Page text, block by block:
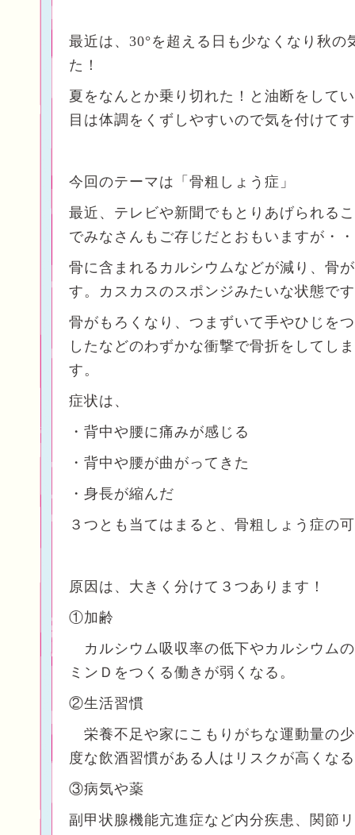
最近は、30°を超える日も少なくなり秋の
た！
夏をなんとか乗り切れた！と油断をして
目は体調をくずしやすいので気を付けて
今回のテーマは「骨粗しょう症」
最近、テレビや新聞でもとりあげられる
でみなさんもご存じだとおもいますが・
骨に含まれるカルシウムなどが減り、骨
す。カスカスのスポンジみたいな状態で
骨がもろくなり、つまずいて手やひじを
したなどのわずかな衝撃で骨折をしてし
す。
症状は、
・背中や腰に痛みが感じる
・背中や腰が曲がってきた
・身長が縮んだ
３つとも当てはまると、骨粗しょう症の
原因は、大きく分けて３つあります！
①加齢
カルシウム吸収率の低下やカルシウム
ミンＤをつくる働きが弱くなる。
②生活習慣
栄養不足や家にこもりがちな運動量の
度な飲酒習慣がある人はリスクが高くな
③病気や薬
副甲状腺機能亢進症など内分疾患、関節